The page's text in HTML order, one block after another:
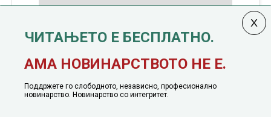
јануари, 1991 година
ЧИТАЊЕТО Е БЕСПЛАТНО.
АМА НОВИНАРСТВОТО НЕ Е.
Поддржете го слободното, независно, професионално
новинарство. Новинарство со интегритет.